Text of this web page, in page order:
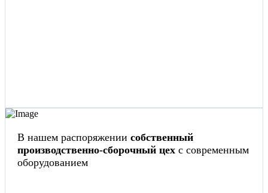
В нашем распоряжении собственный
производственно-сборочный цех с современным
оборудованием